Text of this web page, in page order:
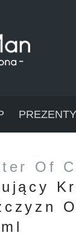
PREZENTY
Of